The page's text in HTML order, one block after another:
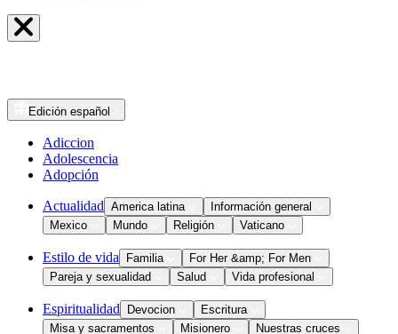
Edición español
Adiccion
Adolescencia
Adopción
Actualidad America latina
Información general
Mexico
Mundo Religión Vaticano
Estilo de vida Familia
For Her &amp; For Men
Pareja y sexualidad
Salud Vida profesional
Espiritualidad Devocion
Escritura
Misa y sacramentos
Misionero
Nuestras cruces